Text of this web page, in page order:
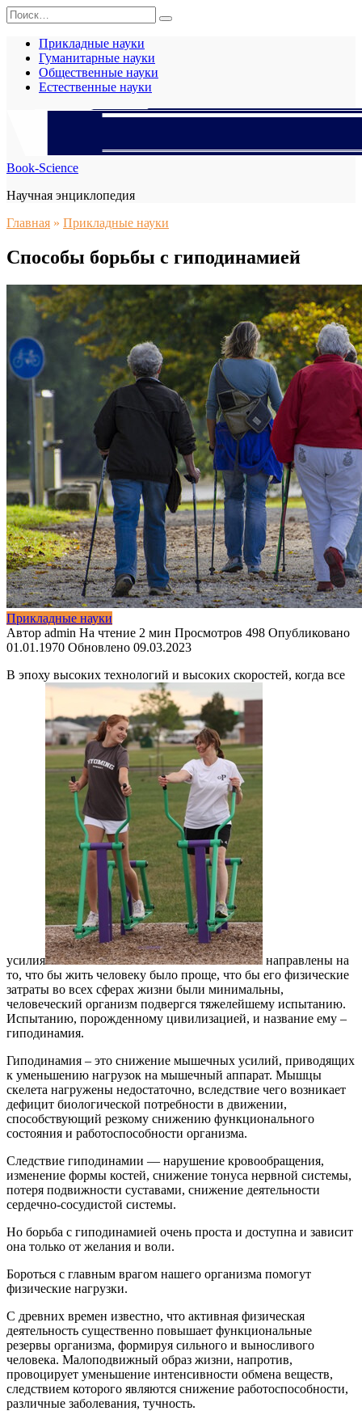
Перейти
к
содержанию
Search
for:
Прикладные науки
Гуманитарные науки
Общественные науки
Естественные науки
Book-Science
Научная энциклопедия
Главная » Прикладные науки
Способы борьбы с гиподинамией
Прикладные науки
Автор admin На чтение 2 мин Просмотров 498 Опубликовано
01.01.1970 Обновлено 09.03.2023
В эпоху высоких технологий и высоких скоростей, когда все
усилия
направлены на
то, что бы жить человеку было проще, что бы его физические
затраты во всех сферах жизни были минимальны,
человеческий организм подвергся тяжелейшему испытанию.
Испытанию, порожденному цивилизацией, и название ему –
гиподинамия.
Гиподинамия – это снижение мышечных усилий, приводящих
к уменьшению нагрузок на мышечный аппарат. Мышцы
скелета нагружены недостаточно, вследствие чего возникает
дефицит биологической потребности в движении,
способствующий резкому снижению функционального
состояния и работоспособности организма.
Следствие гиподинамии — нарушение кровообращения,
изменение формы костей, снижение тонуса нервной системы,
потеря подвижности суставами, снижение деятельности
сердечно-сосудистой системы.
Но борьба с гиподинамией очень проста и доступна и зависит
она только от желания и воли.
Бороться с главным врагом нашего организма помогут
физические нагрузки.
С древних времен известно, что активная физическая
деятельность существенно повышает функциональные
резервы организма, формируя сильного и выносливого
человека. Малоподвижный образ жизни, напротив,
провоцирует уменьшение интенсивности обмена веществ,
следствием которого являются снижение работоспособности,
различные заболевания, тучность.